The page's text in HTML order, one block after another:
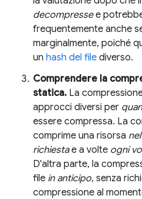
decompressee
frequentemente anche
marginalmente, poiché
un hash del file diverso.
Comprendere la
statica. La
approcci diversi per
essere compressa. La
comprime una risorsa
richiestae a volte ogni
D'altra parte, la
file in anticipo, senza
compressione al